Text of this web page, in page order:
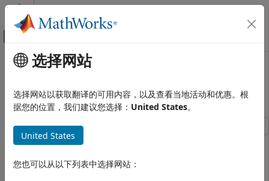
跳到内容
画布外导航菜单切换
文档主页
Optimization Toolbox
混合整数二次规划投资组合优化：基于问题
本页内容
主要内容
混合整数二次规划投资组合优化：基
于问题
此示例说明如何使用基于问题的方法来求解混合整数二次规划
MIQP 问题的混合整数线性规划 (MILP) 问题。有关基于求解器的
选择网站
选择网站以获取翻译的可用内容，以及查看当地活动和优惠。根
据您的位置，我们建议您选择： United States。
United States
您也可以从以下列表中选择网站：